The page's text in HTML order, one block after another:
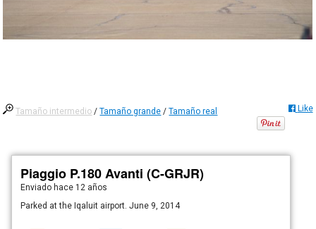
Tamaño intermedio /Tamaño grande /Tamaño real Like
Piaggio P.180 Avanti (C-GRJR)
Enviado hace 12 años
Parked at the Iqaluit airport. June 9, 2014